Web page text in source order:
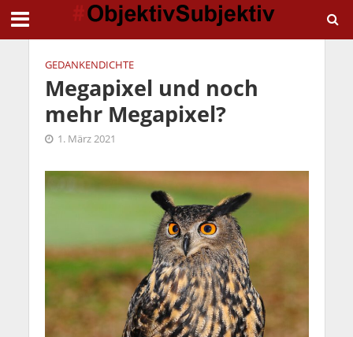
GEDANKENDICHTE
Megapixel und noch
mehr Megapixel?
1. März 2021